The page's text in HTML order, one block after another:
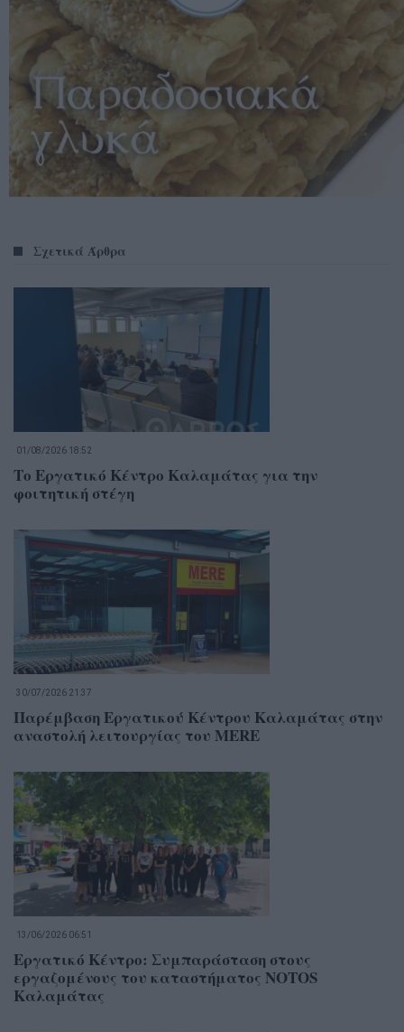
Σχετικά Άρθρα
01/08/2026 18:52
Το Εργατικό Κέντρο Καλαμάτας για την
φοιτητική στέγη
30/07/2026 21:37
Παρέμβαση Εργατικού Κέντρου Καλαμάτας στην
αναστολή λειτουργίας του MERE
13/06/2026 06:51
Εργατικό Κέντρο: Συμπαράσταση στους
εργαζομένους του καταστήματος NOTOS
Καλαμάτας